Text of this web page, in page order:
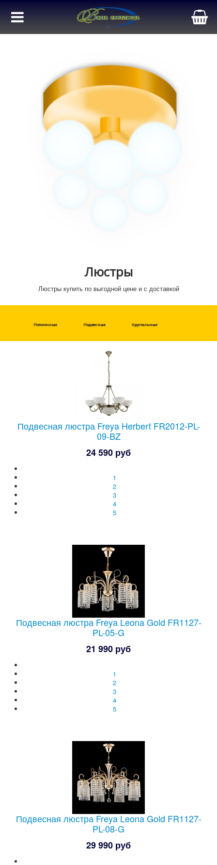
Люстры
Люстры купить по выгодной цене и с доставкой
Потолочные Подвесные Хрустальные
Подвесная люстра Freya Herbert FR2012-PL-
09-BZ
24 590 руб
1
2
3
4
5
Подвесная люстра Freya Leona Gold FR1127-
PL-05-G
21 990 руб
1
2
3
4
5
Подвесная люстра Freya Leona Gold FR1127-
PL-08-G
29 990 руб